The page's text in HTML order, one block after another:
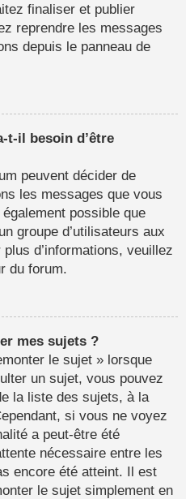
finaliser et publier
reprendre les messages
depuis le panneau de
t-il besoin d’être
peuvent décider de
les messages que vous
possible que
groupe d’utilisateurs aux
d’informations, veuillez
du forum.
mes sujets ?
le sujet » lorsque
un sujet, vous pouvez
la liste des sujets, à la
si vous ne voyez
a peut-être été
nécessaire entre les
encore été atteint. Il est
le sujet simplement en